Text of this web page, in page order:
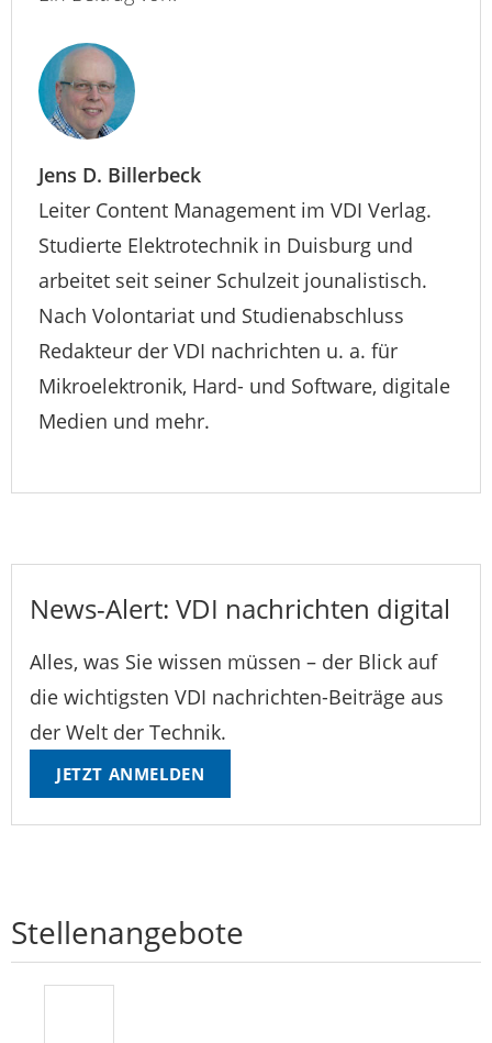
Jens D. Billerbeck
Leiter Content Management im VDI Verlag.
Studierte Elektrotechnik in Duisburg und
arbeitet seit seiner Schulzeit jounalistisch.
Nach Volontariat und Studienabschluss
Redakteur der VDI nachrichten u. a. für
Mikroelektronik, Hard- und Software, digitale
Medien und mehr.
News-Alert: VDI nachrichten digital
Alles, was Sie wissen müssen – der Blick auf
die wichtigsten VDI nachrichten-Beiträge aus
der Welt der Technik.
JETZT ANMELDEN
Stellenangebote